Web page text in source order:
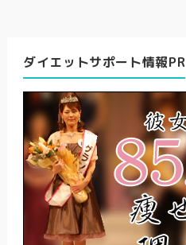
ダイエットサポート情報PR